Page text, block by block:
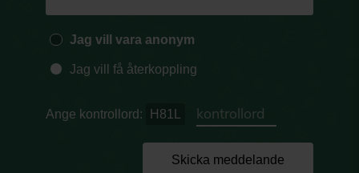
Jag vill vara anonym
Jag vill få återkoppling
Ange kontrollord: H81L
Skicka meddelande